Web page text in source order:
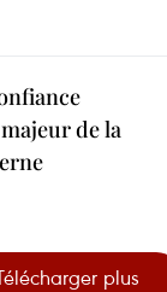
de la
plus